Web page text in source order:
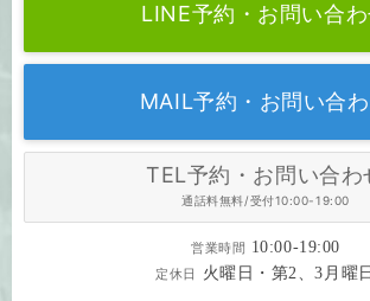
LINE予約・お問い合
MAIL予約・お問い合
TEL予約・お問い合わ
通話料無料/受付10:00-19:00
営業時間 10:00-19:00
定休日 火曜日・第2、3月曜日